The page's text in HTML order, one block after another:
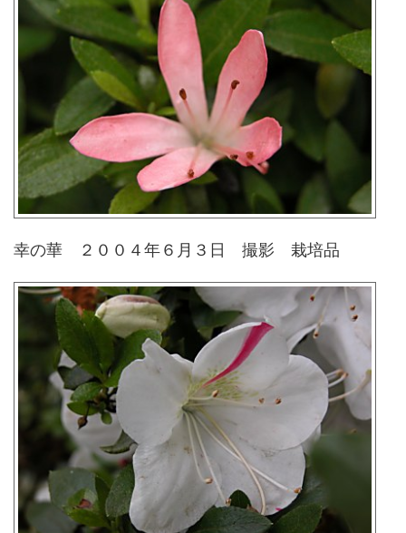
幸の華 ２００４年６月３日 撮影 栽培品